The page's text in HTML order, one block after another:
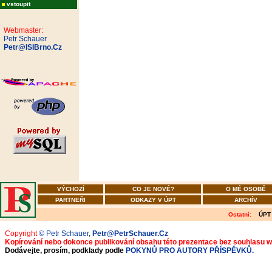
vstoupit
Webmaster:
Petr Schauer
Petr@ISIBrno.Cz
VÝCHOZÍ CO JE NOVÉ?
O MÉ OSOBĚ
PARTNEŘI
ODKAZY V ÚPT ARCHÍV
Ostatní: ÚPT
Copyright© Petr Schauer, Petr@PetrSchauer.Cz
Kopírování nebo dokonce publikování obsahu této prezentace bez souhlasu
Dodávejte, prosím, podklady podle POKYNŮ PRO AUTORY PŘÍSPĚVKŮ.